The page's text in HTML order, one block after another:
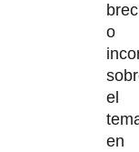
o
el
en